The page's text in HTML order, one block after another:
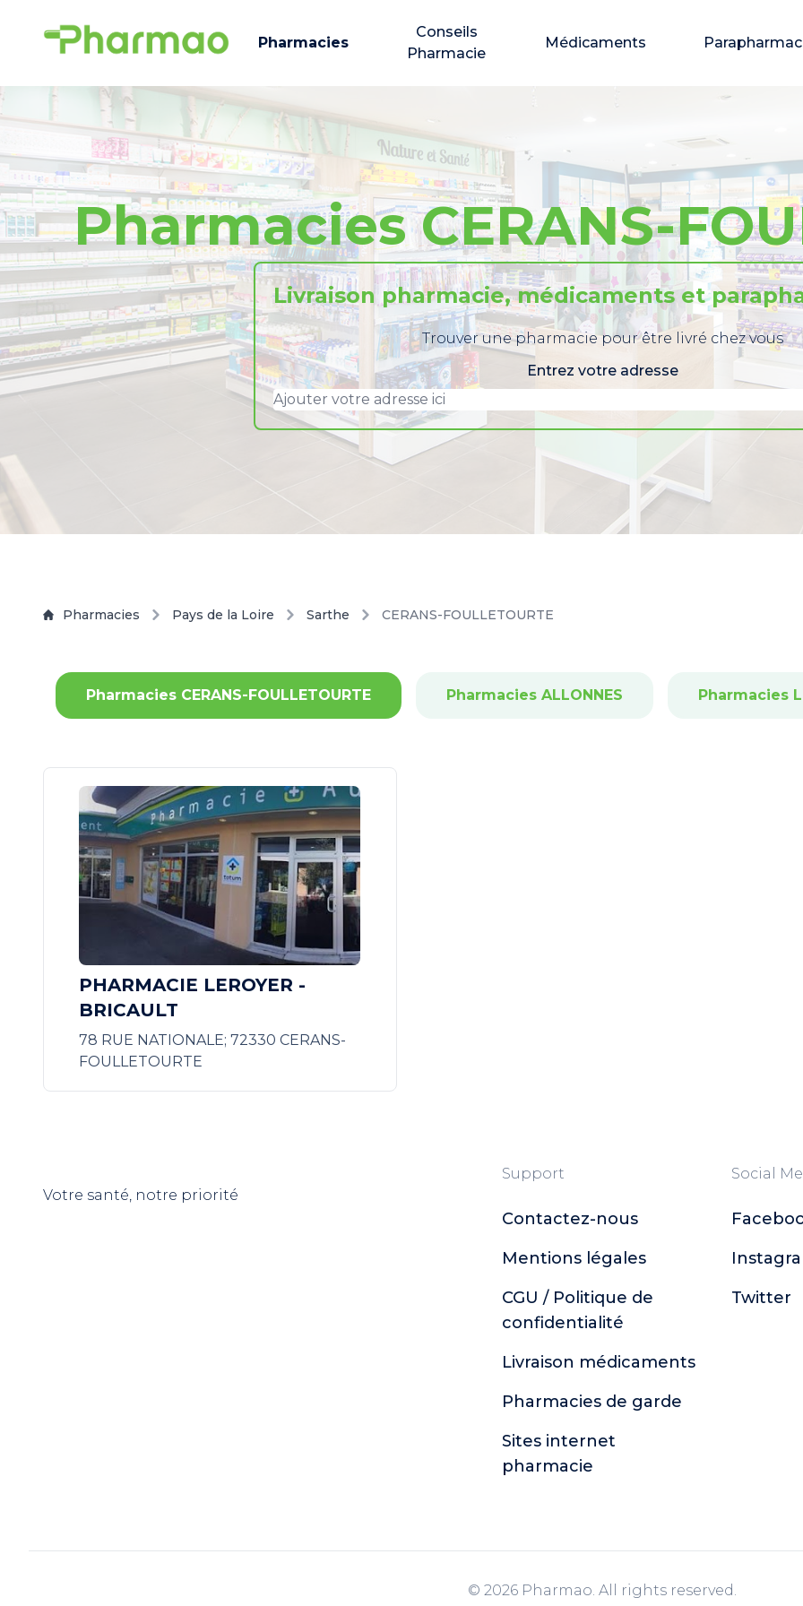
Pharmacies
Conseils
Pharmacie
Médicaments
Pharmacies CERANS-
Livraison pharmacie, médicaments et
Trouver une pharmacie pour être livré chez vous
Entrez votre adresse
Pharmacies Pays de la Loire Sarthe CERANS-FOULLETOURTE
Pharmacies CERANS-FOULLETOURTE Pharmacies ALLONNES Pharmacies
PHARMACIE LEROYER -
BRICAULT
78 RUE NATIONALE; 72330 CERANS-
FOULLETOURTE
Votre santé, notre priorité
Support
Contactez-nous
Mentions légales
CGU / Politique de
confidentialité
Livraison médicaments
Pharmacies de garde
Sites internet
pharmacie
Social
Twitter
© 2026 Pharmao. All rights reserved.